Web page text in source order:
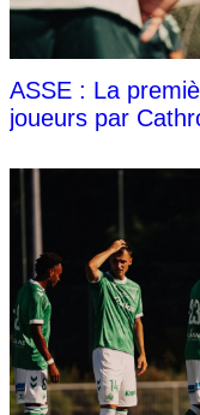
ASSE : La
joueurs par